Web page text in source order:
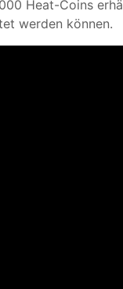
Heat-Coins
werden können.